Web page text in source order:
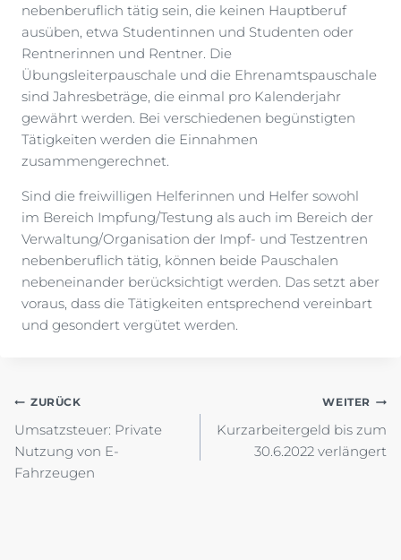
nebenberuflich tätig sein, die keinen Hauptberuf
ausüben, etwa Studentinnen und Studenten oder
Rentnerinnen und Rentner. Die
Übungsleiterpauschale und die Ehrenamtspauschale
sind Jahresbeträge, die einmal pro Kalenderjahr
gewährt werden. Bei verschiedenen begünstigten
Tätigkeiten werden die Einnahmen
zusammengerechnet.
Sind die freiwilligen Helferinnen und Helfer sowohl
im Bereich Impfung/Testung als auch im Bereich der
Verwaltung/Organisation der Impf- und Testzentren
nebenberuflich tätig, können beide Pauschalen
nebeneinander berücksichtigt werden. Das setzt aber
voraus, dass die Tätigkeiten entsprechend vereinbart
und gesondert vergütet werden.
Beitragsnavigation
ZURÜCK
Umsatzsteuer: Private
Nutzung von E-
Fahrzeugen
WEITER
Kurzarbeitergeld bis zum
30.6.2022 verlängert